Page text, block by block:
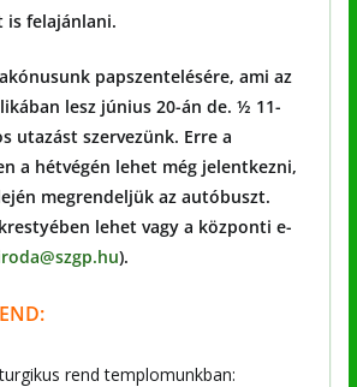
is felajánlani.
papszentelésére, ami az
lesz június 20-án de. ½ 11-
utazást szervezünk. Erre a
a hétvégén lehet még jelentkezni,
megrendeljük az autóbuszt.
lehet vagy a központi e-
).
rend templomunkban: